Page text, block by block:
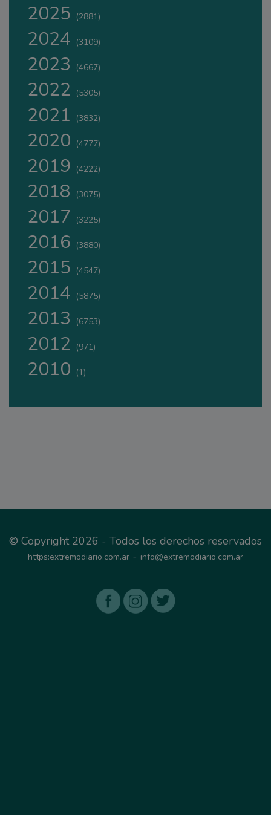
2025 (2881)
2024 (3109)
2023 (4667)
2022 (5305)
2021 (3832)
2020 (4777)
2019 (4222)
2018 (3075)
2017 (3225)
2016 (3880)
2015 (4547)
2014 (5875)
2013 (6753)
2012 (971)
2010 (1)
© Copyright 2026 - Todos los derechos reservados
https:extremodiario.com.ar - info@extremodiario.com.ar